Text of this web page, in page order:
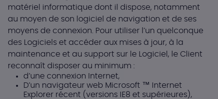
matériel informatique dont il dispose, notamment
au moyen de son logiciel de navigation et de ses
moyens de connexion. Pour utiliser l’un quelconque
des Logiciels et accéder aux mises à jour, à la
maintenance et au support sur le Logiciel, le Client
reconnaît disposer au minimum :
d’une connexion Internet,
D’un navigateur web Microsoft ™ Internet
Explorer récent (versions IE8 et supérieures),